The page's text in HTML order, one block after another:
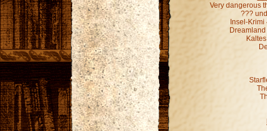
Very dangerous
???
Insel-Krimi